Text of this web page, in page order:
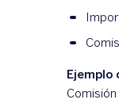
Ejemplo